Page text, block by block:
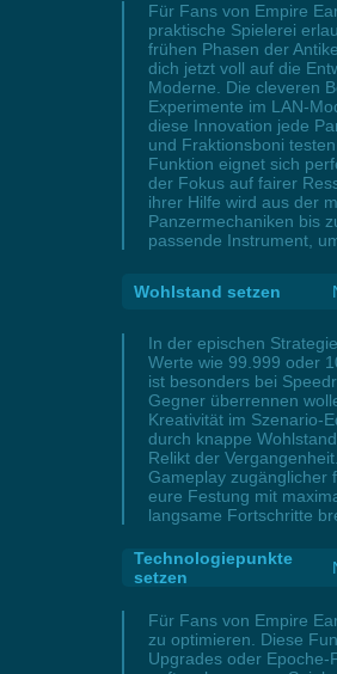
Für Fans von Empire
praktische Spielerei
frühen Phasen der
dich jetzt voll auf die
Moderne. Die cleveren
Experimente im LAN-
diese Innovation jede
und Fraktionsboni
Funktion eignet sich
der Fokus auf fairer
ihrer Hilfe wird aus der
Panzermechaniken bis
passende Instrument,
Wohlstand setzen
In der epischen
Werte wie 99.999 oder
ist besonders bei
Gegner überrennen
Kreativität im Szenario-
durch knappe
Relikt der
Gameplay zugänglicher
eure Festung mit
langsame Fortschritte
Technologiepunkte
setzen
Für Fans von Empire
zu optimieren. Diese
Upgrades oder